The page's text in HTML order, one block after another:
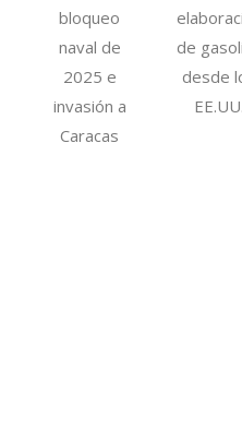
bloqueo
naval de
2025 e
invasión a
Caracas
de
desde
EE.UU.